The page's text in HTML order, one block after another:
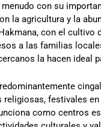
con su
la agricultura y la
con el
a las familias
la hacen ideal
festivales
como centros